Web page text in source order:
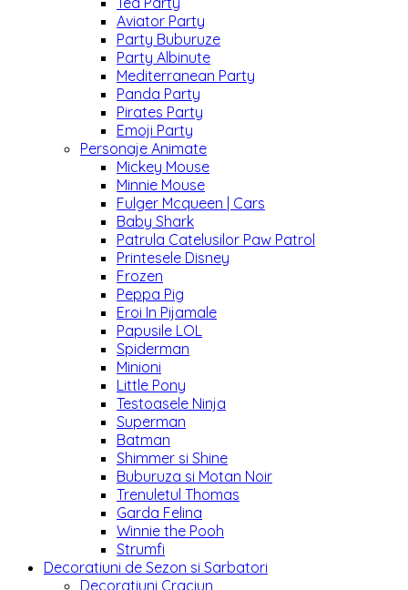
Aviator Party
Party Buburuze
Party Albinute
Mediterranean Party
Panda Party
Pirates Party
Emoji Party
Personaje Animate
Mickey Mouse
Minnie Mouse
Fulger Mcqueen | Cars
Baby Shark
Patrula Catelusilor Paw Patrol
Printesele Disney
Frozen
Peppa Pig
Eroi In Pijamale
Papusile LOL
Spiderman
Minioni
Little Pony
Testoasele Ninja
Superman
Batman
Shimmer si Shine
Buburuza si Motan Noir
Trenuletul Thomas
Garda Felina
Winnie the Pooh
Strumfi
Decoratiuni de Sezon si Sarbatori
Decoratiuni Craciun